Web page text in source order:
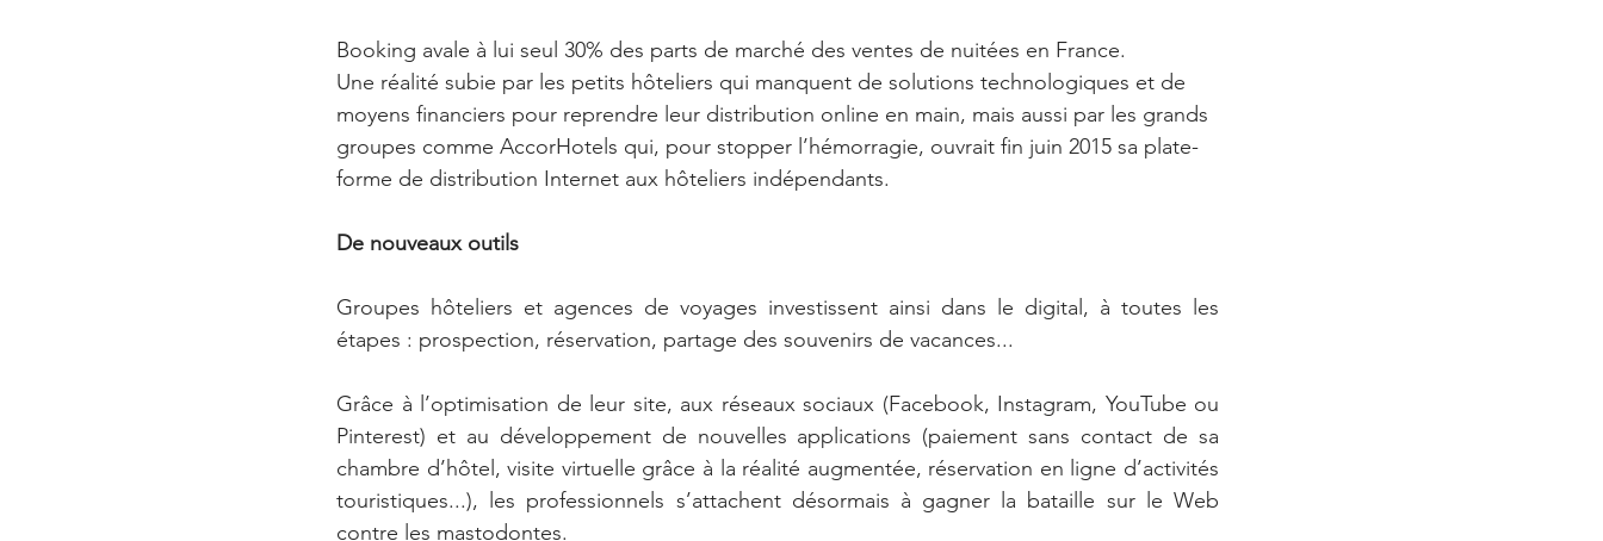
Booking avale à lui seul 30% des parts de marché des ventes de nuitées en France.
Une réalité subie par les petits hôteliers qui manquent de solutions technologiques et de
moyens financiers pour reprendre leur distribution online en main, mais aussi par les grands
groupes comme AccorHotels qui, pour stopper l’hémorragie, ouvrait fin juin 2015 sa plate-
forme de distribution Internet aux hôteliers indépendants.
De nouveaux outils
Groupes hôteliers et agences de voyages investissent ainsi dans le digital, à toutes les
étapes : prospection, réservation, partage des souvenirs de vacances...
Grâce à l’optimisation de leur site, aux réseaux sociaux (Facebook, Instagram, YouTube ou
Pinterest) et au développement de nouvelles applications (paiement sans contact de sa
chambre d’hôtel, visite virtuelle grâce à la réalité augmentée, réservation en ligne d’activités
touristiques...), les professionnels s’attachent désormais à gagner la bataille sur le Web
contre les mastodontes.